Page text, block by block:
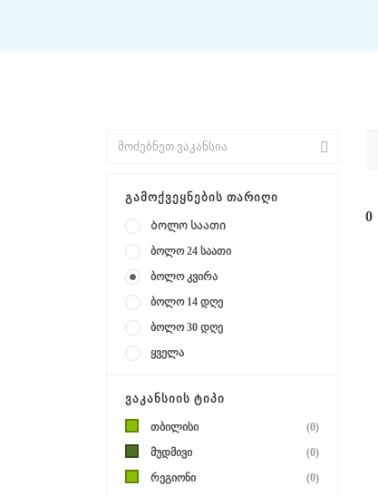
ᲒᲐᲛᲝᲥᲕᲔᲧᲜᲔᲑᲘᲡ ᲗᲐᲠᲘᲦᲘ
Ბოლო საათი
ბოლო 24 საათი
ბოლო კვირა
ბოლო 14 დღე
ბოლო 30 დღე
ყველა
ᲕᲐᲙᲐᲜᲡᲘᲘᲡ ᲢᲘᲞᲘ
თბილისი
(0)
მუდმივი
(0)
რეგიონი
(0)
0